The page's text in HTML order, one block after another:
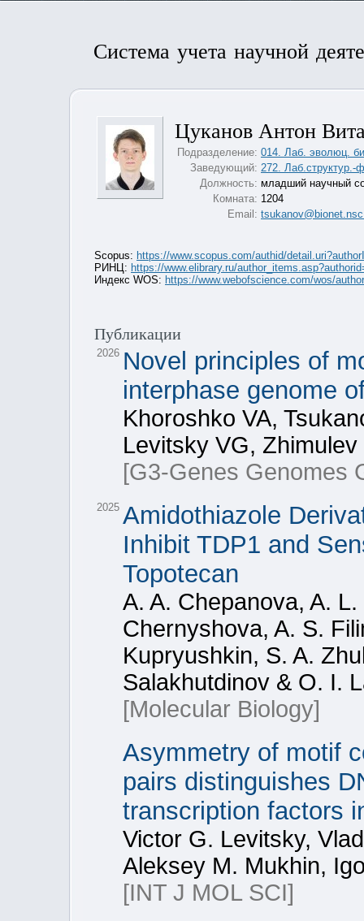
Система учета научной
Цуканов Антон
Подразделение: 014. Лаб. эволюц.
Заведующий: 272. Лаб.структур.-
Должность: младший научный
Комната: 1204
Email:
Scopus: https://www.scopus.com/authid/
РИНЦ: https://www.elibrary.ru/
Индекс WOS: https://www.webofscience.com/wos/
Публикации
2026 Novel principles of
interphase genome
Khoroshko VA,
Levitsky VG, Zhimulev
[G3-Genes Genomes
2025 Amidothiazole
Inhibit TDP1 and
Topotecan
A. A. Chepanova, A.
Chernyshova, A. S.
Kupryushkin, S. A.
Salakhutdinov & O. I.
[Molecular Biology]
Asymmetry of motif
pairs distinguishes
transcription factors
Victor G. Levitsky,
Aleksey M. Mukhin,
[INT J MOL SCI]